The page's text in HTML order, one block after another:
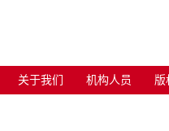
关于我们 机构人员 版